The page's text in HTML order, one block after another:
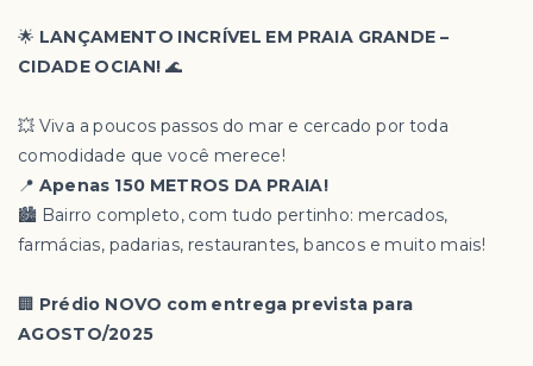
🌟 LANÇAMENTO INCRÍVEL EM PRAIA GRANDE –
CIDADE OCIAN! 🌊
💥 Viva a poucos passos do mar e cercado por toda
comodidade que você merece!
📍 Apenas 150 METROS DA PRAIA!
🏙️ Bairro completo, com tudo pertinho: mercados,
farmácias, padarias, restaurantes, bancos e muito mais!
🏢 Prédio NOVO com entrega prevista para
AGOSTO/2025